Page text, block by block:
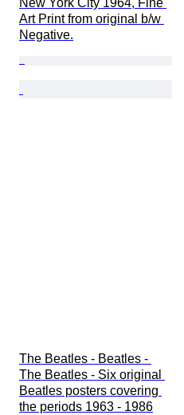
New York City 1964, Fine
Art Print from original b/w
Negative.
The Beatles - Beatles -
The Beatles - Six original
Beatles posters covering
the periods 1963 - 1986